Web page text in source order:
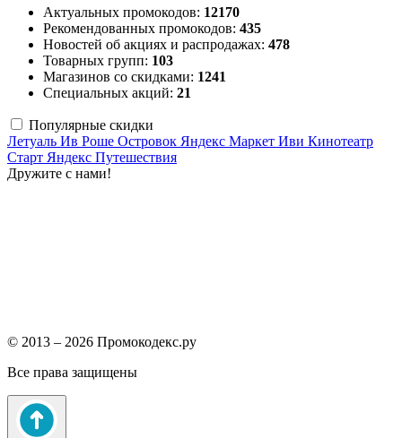
Актуальных промокодов: 12170
Рекомендованных промокодов: 435
Новостей об акциях и распродажах: 478
Товарных групп: 103
Магазинов со скидками: 1241
Специальных акций: 21
Популярные скидки
Летуаль Ив Роше Островок Яндекс Маркет Иви Кинотеатр
Старт Яндекс Путешествия
Дружите с нами!
© 2013 – 2026 Промокодекс.ру
Все права защищены